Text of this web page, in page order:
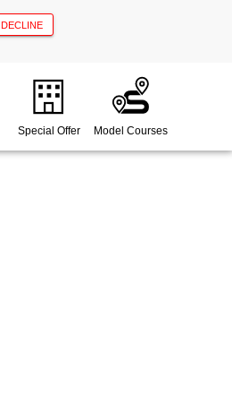
DECLINE
Special Offer Model Courses